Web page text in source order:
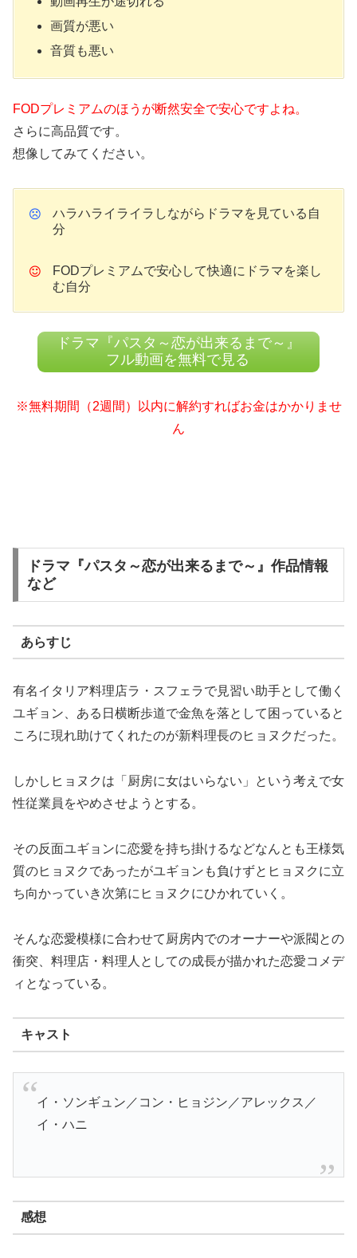
画質が悪い
音質も悪い
FODプレミアムのほうが断然安全で安心ですよね。
さらに高品質です。
想像してみてください。
ハラハライライラしながらドラマを見ている自
分
FODプレミアムで安心して快適にドラマを楽し
む自分
ドラマ『パスタ～恋が出来るまで～』
フル動画を無料で見る
※無料期間（2週間）以内に解約すればお金はかかりませ
ん
ドラマ『パスタ～恋が出来るまで～』作品情報
など
あらすじ
有名イタリア料理店ラ・スフェラで見習い助手として働く
ユギョン、ある日横断歩道で金魚を落として困っていると
ころに現れ助けてくれたのが新料理長のヒョヌクだった。
しかしヒョヌクは「厨房に女はいらない」という考えで女
性従業員をやめさせようとする。
その反面ユギョンに恋愛を持ち掛けるなどなんとも王様気
質のヒョヌクであったがユギョンも負けずとヒョヌクに立
ち向かっていき次第にヒョヌクにひかれていく。
そんな恋愛模様に合わせて厨房内でのオーナーや派閥との
衝突、料理店・料理人としての成長が描かれた恋愛コメデ
ィとなっている。
キャスト
イ・ソンギュン／コン・ヒョジン／アレックス／
イ・ハニ
感想